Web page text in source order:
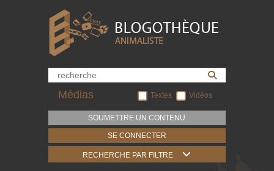
Médias Textes Vidéos
SOUMETTRE UN CONTENU
SE CONNECTER
RECHERCHE PAR FILTRE